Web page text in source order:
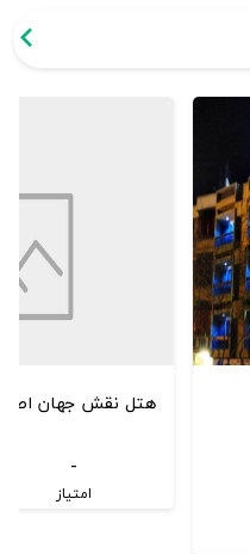
هتل نقش جهان
-
امتیاز